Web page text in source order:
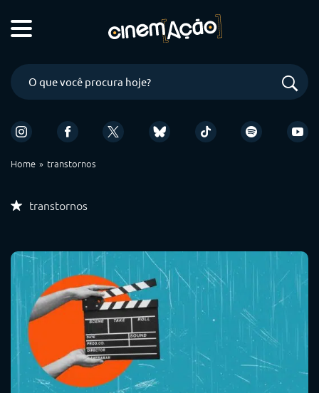
Home transtornos
transtornos